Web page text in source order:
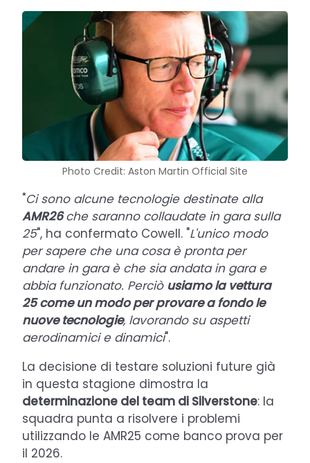
Photo Credit: Aston Martin Official Site
"Ci sono alcune tecnologie destinate alla
AMR26che saranno collaudate in gara sulla
25", ha confermato Cowell. "L'unico modo
per sapere che una cosa è pronta per
andare in gara è che sia andata in gara e
abbia funzionato. Perciò usiamo la vettura
25 come un modo per provare a fondo le
nuove tecnologie, lavorando su aspetti
aerodinamici e dinamici".
La decisione di testare soluzioni future già
in questa stagione dimostra la
determinazione del team di Silverstone: la
squadra punta a risolvere i problemi
utilizzando le AMR25 come banco prova per
il 2026.